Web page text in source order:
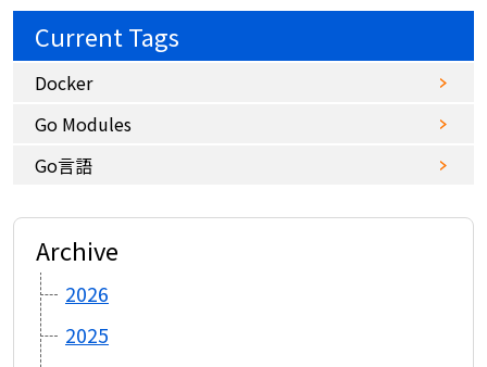
Current Tags
Docker
Go Modules
Go言語
Archive
2026
2025